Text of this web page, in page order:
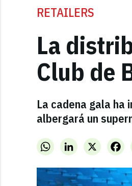
RETAILERS
La
Club de
La cadena gala
albergará un
WhatsAppLinkedInX